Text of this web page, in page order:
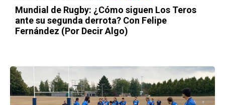
Mundial de Rugby: ¿Cómo siguen Los Teros
ante su segunda derrota? Con Felipe
Fernández (Por Decir Algo)